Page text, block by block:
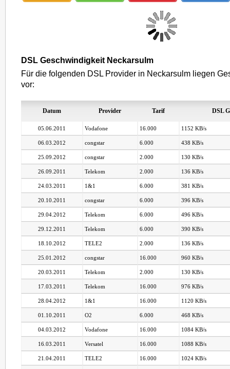
DSL Geschwindigkeit Neckarsulm
Für die folgenden DSL Provider in Neckarsulm liegen
vor:
Datum Provider Tarif DSL
05.06.2011 Vodafone 16.000 1152 KB/s
06.03.2012 congstar 6.000 438 KB/s
25.09.2012 congstar 2.000 130 KB/s
26.09.2011 Telekom 2.000 136 KB/s
24.03.2011 1&1 6.000 381 KB/s
20.10.2011 congstar 6.000 396 KB/s
29.04.2012 Telekom 6.000 496 KB/s
29.12.2011 Telekom 6.000 390 KB/s
18.10.2012 TELE2 2.000 136 KB/s
25.01.2012 congstar 16.000 960 KB/s
20.03.2011 Telekom 2.000 130 KB/s
17.03.2011 Telekom 16.000 976 KB/s
28.04.2012 1&1 16.000 1120 KB/s
01.10.2011 O2 6.000 468 KB/s
04.03.2012 Vodafone 16.000 1084 KB/s
16.03.2011 Versatel 16.000 1088 KB/s
21.04.2011 TELE2 16.000 1024 KB/s